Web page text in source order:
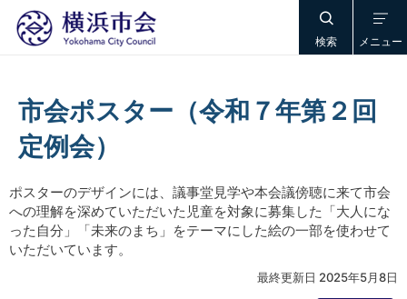
検索 メニュー
市会ポスター（令和７年第２回
定例会）
ポスターのデザインには、議事堂見学や本会議傍聴に来て市会
への理解を深めていただいた児童を対象に募集した「大人にな
った自分」「未来のまち」をテーマにした絵の一部を使わせて
いただいています。
最終更新日 2025年5月8日